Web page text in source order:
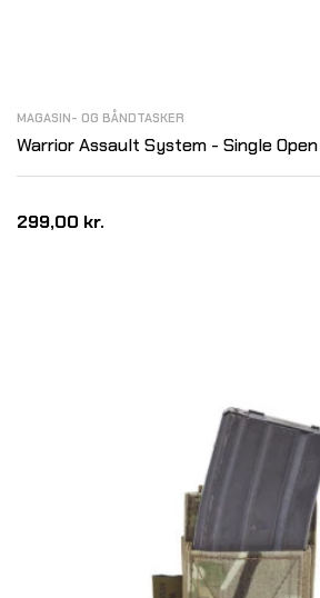
MAGASIN- OG BÅNDTASKER
Warrior Assault System - Single Open
MultiCam
299,00 kr.